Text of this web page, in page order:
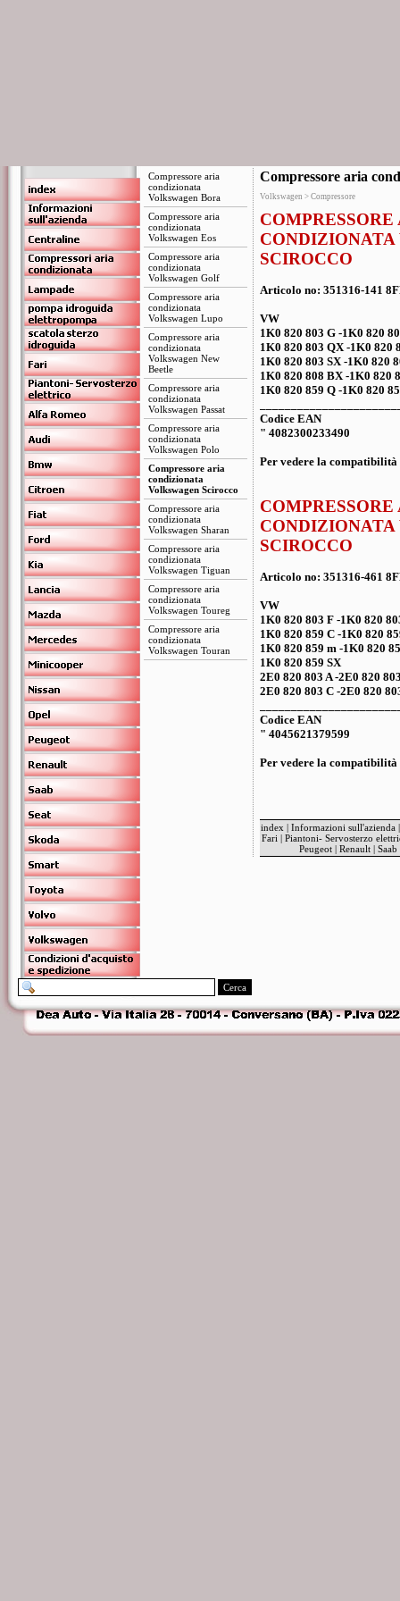
Compressore aria
Volkswagen > Compressore
COMPRESSORE
SCIROCCO
Articolo no: 351316-141
VW
1K0 820 803 G -1K0 820
1K0 820 803 QX -1K0 820
1K0 820 803 SX -1K0 820
1K0 820 808 BX -1K0 820
1K0 820 859 Q -1K0 820
Codice EAN
" 4082300233490
Per vedere la
COMPRESSORE
SCIROCCO
Articolo no: 351316-461
VW
1K0 820 803 F -1K0 820
1K0 820 859 C -1K0 820
1K0 820 859 m -1K0 820
1K0 820 859 SX
2E0 820 803 A -2E0 820
2E0 820 803 C -2E0 820
Codice EAN
" 4045621379599
Per vedere la
index | Informazioni sull'azienda
Fari | Piantoni- Servosterzo
Peugeot| Renault| Saab
Compressore aria
condizionata
Volkswagen Bora
Compressore aria
condizionata
Volkswagen Eos
Compressore aria
condizionata
Volkswagen Golf
Compressore aria
condizionata
Volkswagen Lupo
Compressore aria
condizionata
Volkswagen New
Beetle
Compressore aria
condizionata
Volkswagen Passat
Compressore aria
condizionata
Volkswagen Polo
Compressore aria
condizionata
Volkswagen Scirocco
Compressore aria
condizionata
Volkswagen Sharan
Compressore aria
condizionata
Volkswagen Tiguan
Compressore aria
condizionata
Volkswagen Toureg
Compressore aria
condizionata
Volkswagen Touran
Cerca